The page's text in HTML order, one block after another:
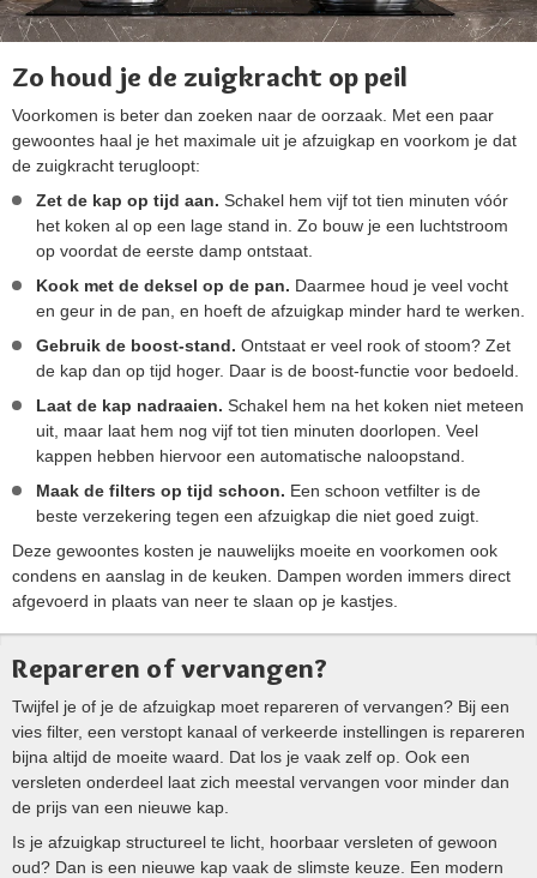
Zo houd je de zuigkracht op peil
Voorkomen is beter dan zoeken naar de oorzaak. Met een paar
gewoontes haal je het maximale uit je afzuigkap en voorkom je dat
de zuigkracht terugloopt:
Zet de kap op tijd aan. Schakel hem vijf tot tien minuten vóór
het koken al op een lage stand in. Zo bouw je een luchtstroom
op voordat de eerste damp ontstaat.
Kook met de deksel op de pan. Daarmee houd je veel vocht
en geur in de pan, en hoeft de afzuigkap minder hard te werken.
Gebruik de boost-stand. Ontstaat er veel rook of stoom? Zet
de kap dan op tijd hoger. Daar is de boost-functie voor bedoeld.
Laat de kap nadraaien. Schakel hem na het koken niet meteen
uit, maar laat hem nog vijf tot tien minuten doorlopen. Veel
kappen hebben hiervoor een automatische naloopstand.
Maak de filters op tijd schoon. Een schoon vetfilter is de
beste verzekering tegen een afzuigkap die niet goed zuigt.
Deze gewoontes kosten je nauwelijks moeite en voorkomen ook
condens en aanslag in de keuken. Dampen worden immers direct
afgevoerd in plaats van neer te slaan op je kastjes.
Repareren of vervangen?
Twijfel je of je de afzuigkap moet repareren of vervangen? Bij een
vies filter, een verstopt kanaal of verkeerde instellingen is repareren
bijna altijd de moeite waard. Dat los je vaak zelf op. Ook een
versleten onderdeel laat zich meestal vervangen voor minder dan
de prijs van een nieuwe kap.
Is je afzuigkap structureel te licht, hoorbaar versleten of gewoon
oud? Dan is een nieuwe kap vaak de slimste keuze. Een modern